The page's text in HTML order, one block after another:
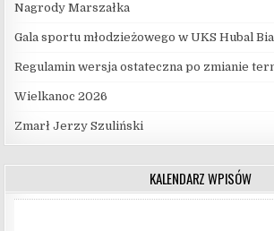
Nagrody Marszałka
Gala sportu młodzieżowego w UKS Hubal
Regulamin wersja ostateczna po zmianie
Wielkanoc 2026
Zmarł Jerzy Szuliński
KALENDARZ WPISÓW